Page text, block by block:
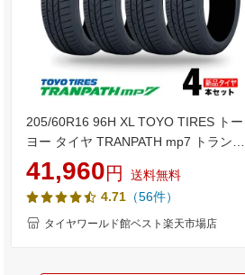
205/60R16 96H XL TOYO TIRES トー
ヨー タイヤ TRANPATH mp7 トランパ
ス MP7 夏 サマータイヤ 単品4本セット
単品4本価格 《送料無料》【取付対象】
41,960円
送料無料
4.71 （56件）
タイヤワールド館ベスト楽天市場店